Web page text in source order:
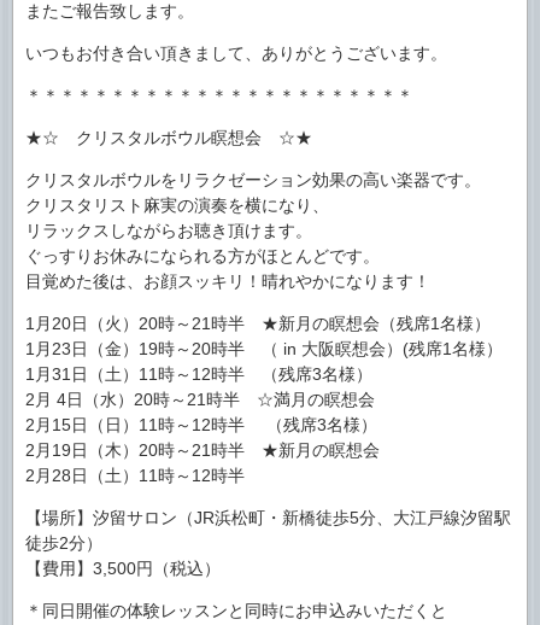
またご報告致します。
いつもお付き合い頂きまして、ありがとうございます。
＊＊＊＊＊＊＊＊＊＊＊＊＊＊＊＊＊＊＊＊＊＊＊
★☆ クリスタルボウル瞑想会 ☆★
クリスタルボウルをリラクゼーション効果の高い楽器です。
クリスタリスト麻実の演奏を横になり、
リラックスしながらお聴き頂けます。
ぐっすりお休みになられる方がほとんどです。
目覚めた後は、お顔スッキリ！晴れやかになります！
1月20日（火）20時～21時半 ★新月の瞑想会（残席1名様）
1月23日（金）19時～20時半 （ in 大阪瞑想会）(残席1名様）
1月31日（土）11時～12時半 （残席3名様）
2月 4日（水）20時～21時半 ☆満月の瞑想会
2月15日（日）11時～12時半 （残席3名様）
2月19日（木）20時～21時半 ★新月の瞑想会
2月28日（土）11時～12時半
【場所】汐留サロン（JR浜松町・新橋徒歩5分、大江戸線汐留駅
徒歩2分）
【費用】3,500円（税込）
＊同日開催の体験レッスンと同時にお申込みいただくと